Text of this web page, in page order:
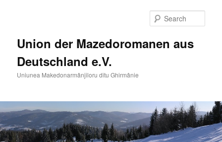
Union der Mazedoromanen aus
Deutschland e.V.
Uniunea Makedonarmânjiloru ditu Ghirmânie